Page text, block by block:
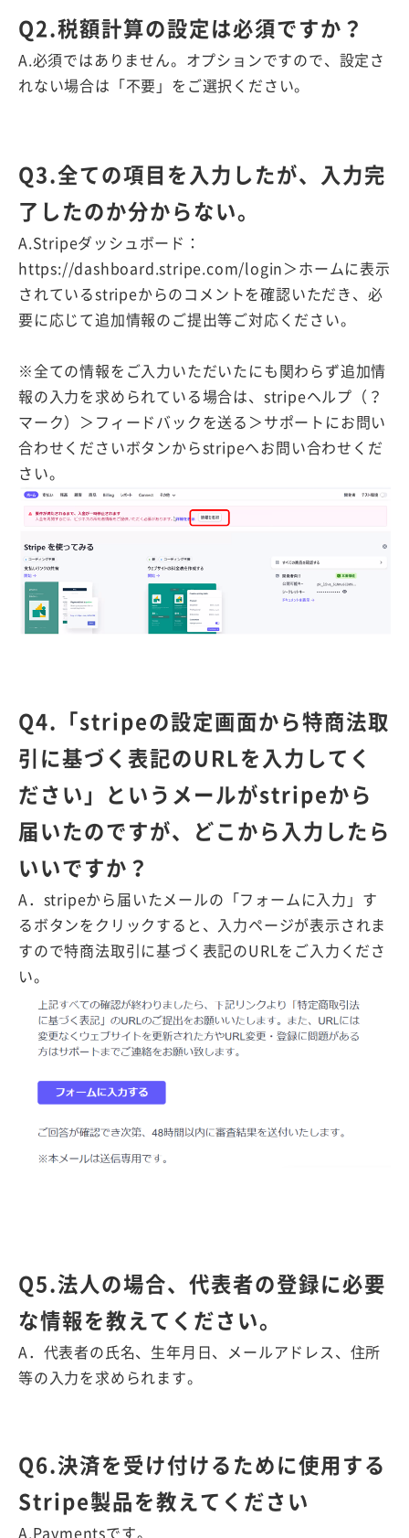
Q2.税額計算の設定は必須ですか？
A.必須ではありません。オプションですので、設定さ
れない場合は「不要」をご選択ください。
Q3.全ての項目を入力したが、入力完
了したのか分からない。
A.Stripeダッシュボード：
https://dashboard.stripe.com/login＞ホームに表示
されているstripeからのコメントを確認いただき、必
要に応じて追加情報のご提出等ご対応ください。
※全ての情報をご入力いただいたにも関わらず追加情
報の入力を求められている場合は、stripeヘルプ（？
マーク）＞フィードバックを送る＞サポートにお問い
合わせくださいボタンからstripeへお問い合わせくだ
さい。
Q4.「stripeの設定画面から特商法取
引に基づく表記のURLを入力してく
ださい」というメールがstripeから
届いたのですが、どこから入力したら
いいですか？
A．stripeから届いたメールの「フォームに入力」す
るボタンをクリックすると、入力ページが表示されま
すので特商法取引に基づく表記のURLをご入力くださ
い。
Q5.法人の場合、代表者の登録に必要
な情報を教えてください。
A．代表者の氏名、生年月日、メールアドレス、住所
等の入力を求められます。
Q6.決済を受け付けるために使用する
Stripe製品を教えてください
A.Paymentsです。